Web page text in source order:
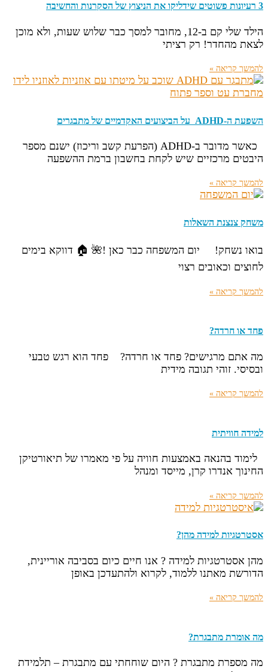
3 רעיונות פשוטים שידליקו את הניצוץ של הסקרנות והחשיבה
הילד שלי קם ב-12, מחובר למסך כבר שלוש שעות, ולא מוכן
לצאת מהחדר! רק רציתי
להמשך קריאה »
השפעת ה-ADHD על הביצועים האקדמיים של מתבגרים
כאשר מדובר ב-ADHD (הפרעת קשב וריכוז) ישנם מספר
היבטים מרכזיים שיש לקחת בחשבון ברמת ההשפעה
להמשך קריאה »
משחק צנצנת השאלות
בואו נשחק! יום המשפחה כבר כאן !🌺 🏠 דווקא בימים
לחוצים וכאובים רצוי
להמשך קריאה »
פחד או חרדה?
מה אתם מרגישים? פחד או חרדה? פחד הוא רגש טבעי
ובסיסי. זוהי תגובה מידית
להמשך קריאה »
למידה חוויתית
לימוד בהנאה באמצעות חוויה על פי מאמרו של תיאורטיקן
החינוך אנדרו קרן, מייסד ומנהל
להמשך קריאה »
אסטרטגיות למידה מהן?
מהן אסטרטגיות למידה ? אנו חיים כיום בסביבה אוריינית,
הדורשת מאתנו ללמוד, לקרוא ולהתעדכן באופן
להמשך קריאה »
מה אומרת מתבגרת?
מה מספרת מתבגרת ? היום שוחחתי עם מתבגרת – תלמידת